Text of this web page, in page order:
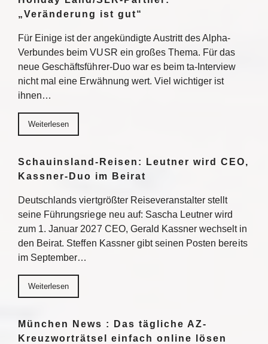
„Veränderung ist gut“
Für Einige ist der angekündigte Austritt des Alpha-
Verbundes beim VUSR ein großes Thema. Für das
neue Geschäftsführer-Duo war es beim ta-Interview
nicht mal eine Erwähnung wert. Viel wichtiger ist
ihnen…
Weiterlesen
Schauinsland-Reisen: Leutner wird CEO,
Kassner-Duo im Beirat
Deutschlands viertgrößter Reiseveranstalter stellt
seine Führungsriege neu auf: Sascha Leutner wird
zum 1. Januar 2027 CEO, Gerald Kassner wechselt in
den Beirat. Steffen Kassner gibt seinen Posten bereits
im September…
Weiterlesen
München News : Das tägliche AZ-
Kreuzworträtsel einfach online lösen